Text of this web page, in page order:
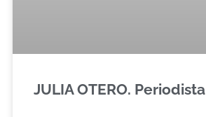
JULIA OTERO. Periodista